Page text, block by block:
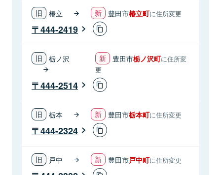
椿立 豊田市椿立町に住所変更
444-2419
栃ノ沢 豊田市栃ノ沢町に住所変
更
444-2514
栃本 豊田市栃本町に住所変更
444-2324
戸中 豊田市戸中町に住所変更